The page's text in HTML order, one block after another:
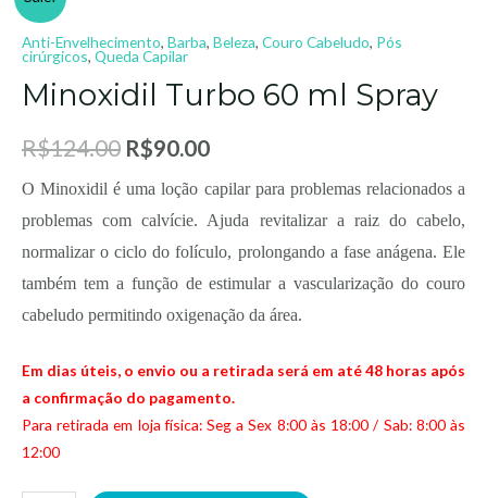
Anti-Envelhecimento, Barba, Beleza, Couro Cabeludo, Pós
cirúrgicos, Queda Capilar
Minoxidil Turbo 60 ml Spray
R$124.00 R$90.00
O Minoxidil é uma loção capilar para problemas relacionados a
problemas com calvície. Ajuda revitalizar a raiz do cabelo,
normalizar o ciclo do folículo, prolongando a fase anágena. Ele
também tem a função de estimular a vascularização do couro
cabeludo permitindo oxigenação da área.
Em dias úteis, o envio ou a retirada será em até 48 horas após
a confirmação do pagamento.
Para retirada em loja física: Seg a Sex 8:00 às 18:00 / Sab: 8:00 às
12:00
Turbo
60
Spray